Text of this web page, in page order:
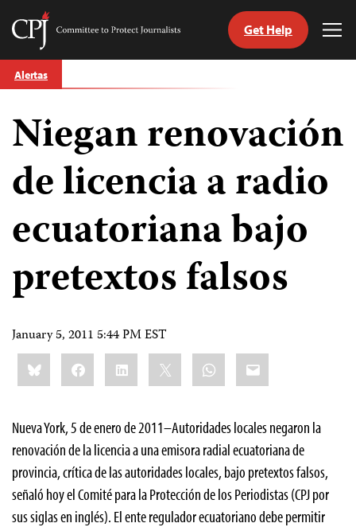
Skip
to
Committee
Journalists
Get Help
Alertas
Niegan renovación
de licencia a radio
ecuatoriana bajo
pretextos falsos
January 5, 2011 5:44 PM EST
Share
this:BlueskyFacebookLinkedIn WhatsApp
Email
Nueva York, 5 de enero de 2011–Autoridades locales negaron la
renovación de la licencia a una emisora radial ecuatoriana de
provincia, crítica de las autoridades locales, bajo pretextos falsos,
señaló hoy el Comité para la Protección de los Periodistas (CPJ por
sus siglas en inglés). El ente regulador ecuatoriano debe permitir